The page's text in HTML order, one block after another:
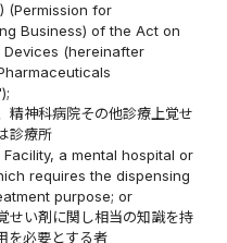
(Permission for
Business) of the Act on
(hereinafter
精神科病院その他診療上覚せ
診療所
a mental hospital or
requires the dispensing
purpose; or
せい剤に関し相当の知識を持
を必要とする者